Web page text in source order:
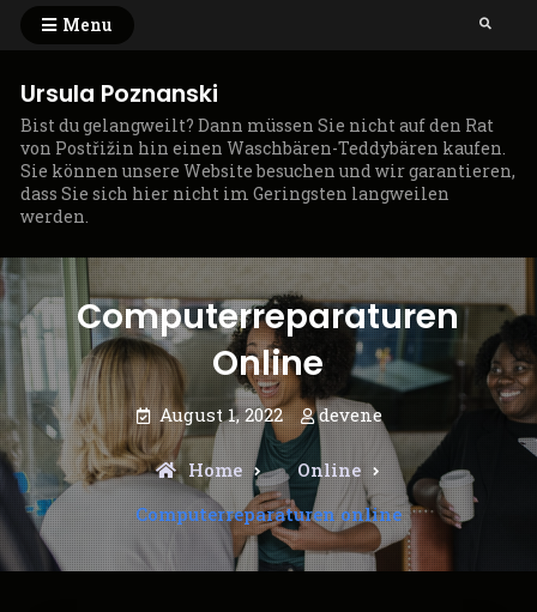
Skip
content
Menu Search
Ursula Poznanski
Bist du gelangweilt? Dann müssen Sie nicht auf den Rat
von Postřižin hin einen Waschbären-Teddybären kaufen.
Sie können unsere Website besuchen und wir garantieren,
dass Sie sich hier nicht im Geringsten langweilen
werden.
Computerreparaturen
Online
August 1, 2022 devene
Home
Online
Computerreparaturen online